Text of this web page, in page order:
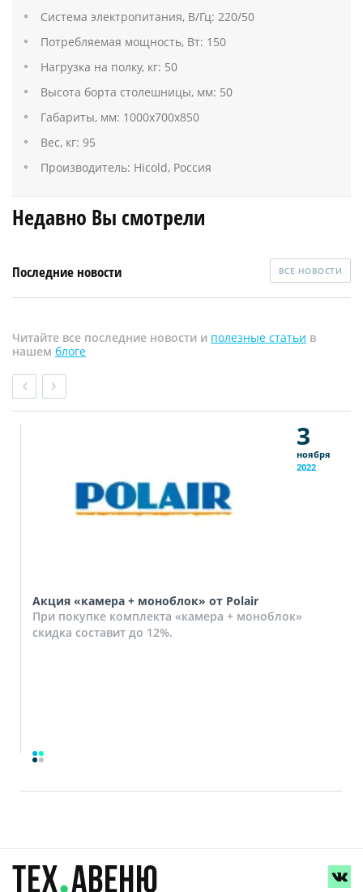
Система электропитания, В/Гц: 220/50
Потребляемая мощность, Вт: 150
Нагрузка на полку, кг: 50
Высота борта столешницы, мм: 50
Габариты, мм: 1000х700х850
Вес, кг: 95
Производитель: Hicold, Россия
Недавно Вы смотрели
Последние новости ВСЕ НОВОСТИ
Читайте все последние новости и полезные статьи в
нашем блоге
3
ноября
2022
Акция «камера + моноблок» от Polair
При покупке комплекта «камера + моноблок»
скидка составит до 12%.